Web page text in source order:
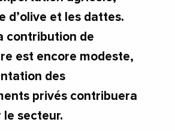
d’olive et les dattes.
contribution de
est encore modeste,
des
privés contribuera
secteur.